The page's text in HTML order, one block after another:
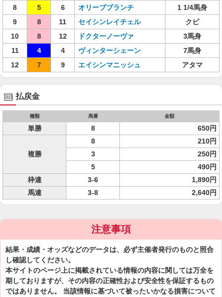
8
5 6 オリーブブランチ
1 1/4馬身
9
8 11 セイシンレイチェル
クビ
10
8 12 ドクターノーヴァ
3馬身
11
4 4 ヴィンターシェーン
7馬身
12
7 9 エイシンマニッシュ アタマ
払戻金
種類 馬番 金額
単勝 8 650円
複勝
8
210円
3
250円
5
490円
枠連
3-6
1,890円
馬連
3-8 2,640円
注意事項
結果・成績・オッズなどのデータは、必ず主催者発行のものと照合
し確認してください。
本サイトのページ上に掲載されている情報の内容に関しては万全を
期しておりますが、その内容の正確性および安全性を保証するもの
ではありません。 当該情報に基づいて被ったいかなる損害について